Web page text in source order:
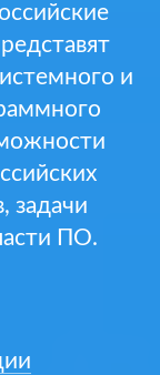
и
задачи
ПО.